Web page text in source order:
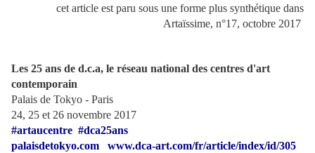
cet article est paru sous une forme plus synthétique dans
Artaïssime, n°17, octobre 2017
Les 25 ans de d.c.a, le réseau national des centres d'art
contemporain
Palais de Tokyo - Paris
24, 25 et 26 novembre 2017
#artaucentre #dca25ans
palaisdetokyo.com
www.dca-art.com/fr/article/index/id/305